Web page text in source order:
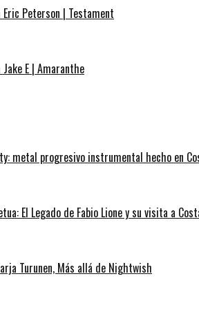
Peterson | Testament
E | Amaranthe
metal progresivo instrumental hecho en
El Legado de Fabio Lione y su visita a
Turunen, Más allá de Nightwish